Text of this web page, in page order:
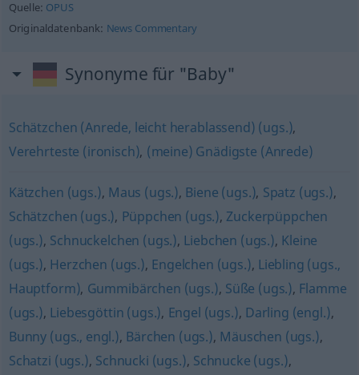
Quelle: OPUS
Originaldatenbank: News Commentary
Synonyme für "Baby"
Schätzchen (Anrede, leicht herablassend) (ugs.),
Verehrteste (ironisch), (meine) Gnädigste (Anrede)
Kätzchen (ugs.), Maus (ugs.), Biene (ugs.), Spatz (ugs.),
Schätzchen (ugs.), Püppchen (ugs.), Zuckerpüppchen
(ugs.), Schnuckelchen (ugs.), Liebchen (ugs.), Kleine
(ugs.), Herzchen (ugs.), Engelchen (ugs.), Liebling (ugs.,
Hauptform), Gummibärchen (ugs.), Süße (ugs.), Flamme
(ugs.), Liebesgöttin (ugs.), Engel (ugs.), Darling (engl.),
Bunny (ugs., engl.), Bärchen (ugs.), Mäuschen (ugs.),
Schatzi (ugs.), Schnucki (ugs.), Schnucke (ugs.),